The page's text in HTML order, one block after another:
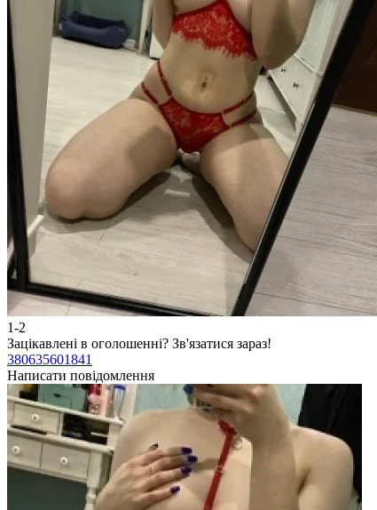
1-2
Зацікавлені в оголошенні? Зв'язатися зараз!
380635601841
Написати повідомлення